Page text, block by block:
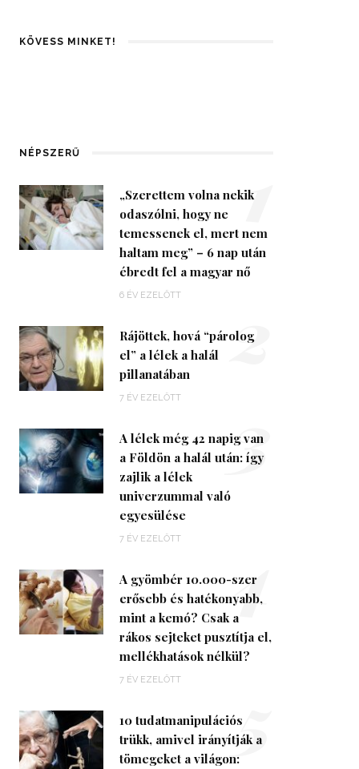
KÖVESS MINKET!
NÉPSZERŰ
„Szerettem volna nekik
odaszólni, hogy ne
temessenek el, mert nem
haltam meg” – 6 nap után
ébredt fel a magyar nő
6 ÉV EZELŐTT
1
Rájöttek, hová “párolog
el” a lélek a halál
pillanatában
7 ÉV EZELŐTT
2
A lélek még 42 napig van
a Földön a halál után: így
zajlik a lélek
univerzummal való
egyesülése
7 ÉV EZELŐTT
3
A gyömbér 10.000-szer
erősebb és hatékonyabb,
mint a kemó? Csak a
rákos sejteket pusztítja el,
mellékhatások nélkül?
7 ÉV EZELŐTT
4
10 tudatmanipulációs
trükk, amivel irányítják a
tömegeket a világon:5